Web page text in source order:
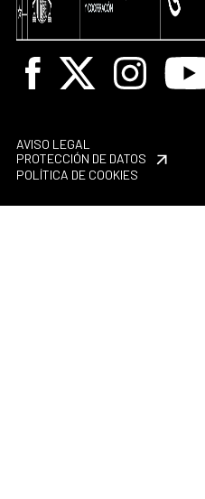
Facebook
X Instagram
AVISO LEGAL
PROTECCIÓN DE DATOS
POLÍTICA DE COOKIES